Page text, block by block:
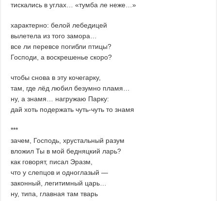
тискались в углах… «тумба ле неже…»
характерно: белой лебедицей
вылетела из того замора…
все ли перевсе погибли птицы?
Господи, а воскрешенье скоро?
чтобы снова в эту кочегарку,
там, где лёд любил безумно пламя…
ну, а знамя… нагружаю Парку:
дай хоть подержать чуть-чуть то знамя
***
зачем, Господь, хрустальный разум
вложил Ты в мой бедняцкий ларь?
как говорят, писал Эразм,
что у слепцов и одноглазый —
законный, легитимный царь…
ну, типа, главная там тварь